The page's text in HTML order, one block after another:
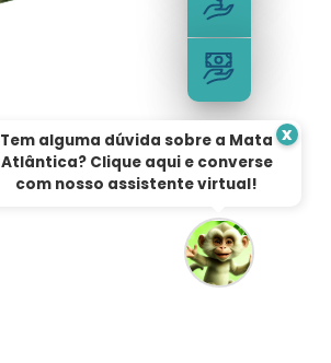
Tem alguma dúvida sobre a Mata
Atlântica? Clique aqui e converse
com nosso assistente virtual!
x